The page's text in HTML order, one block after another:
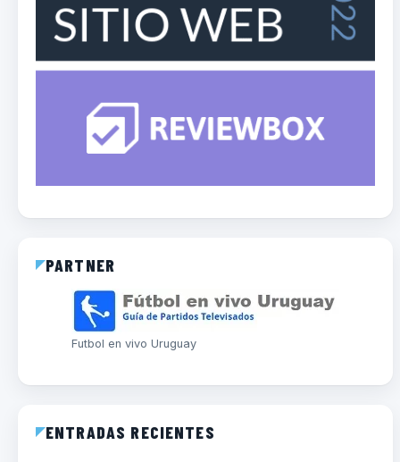
PARTNER
Futbol en vivo Uruguay
ENTRADAS RECIENTES